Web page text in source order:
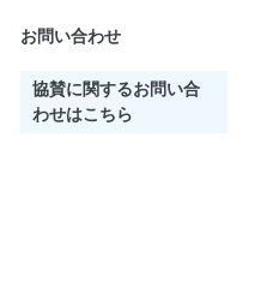
お問い合わせ
協賛に関するお問い合
わせはこちら